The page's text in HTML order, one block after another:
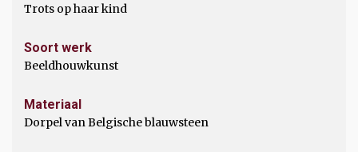
Trots op haar kind
Soort werk
Beeldhouwkunst
Materiaal
Dorpel van Belgische blauwsteen